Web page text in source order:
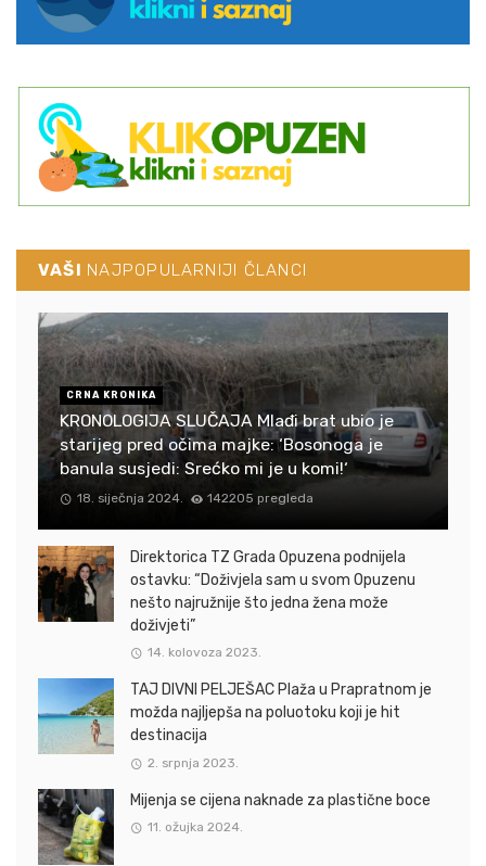
VAŠI NAJPOPULARNIJI ČLANCI
CRNA KRONIKA
KRONOLOGIJA SLUČAJA Mlađi brat ubio je
starijeg pred očima majke: ‘Bosonoga je
banula susjedi: Srećko mi je u komi!‘
18. siječnja 2024. 142205 pregleda
Direktorica TZ Grada Opuzena podnijela
ostavku: “Doživjela sam u svom Opuzenu
nešto najružnije što jedna žena može
doživjeti”
14. kolovoza 2023.
TAJ DIVNI PELJEŠAC Plaža u Prapratnom je
možda najljepša na poluotoku koji je hit
destinacija
2. srpnja 2023.
Mijenja se cijena naknade za plastične boce
11. ožujka 2024.